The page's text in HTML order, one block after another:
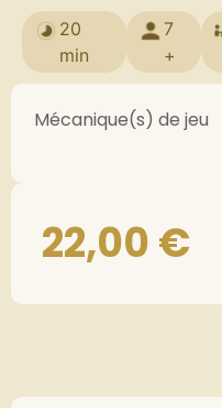
20
min
7
+
Mécanique(s) de jeu
22,00€